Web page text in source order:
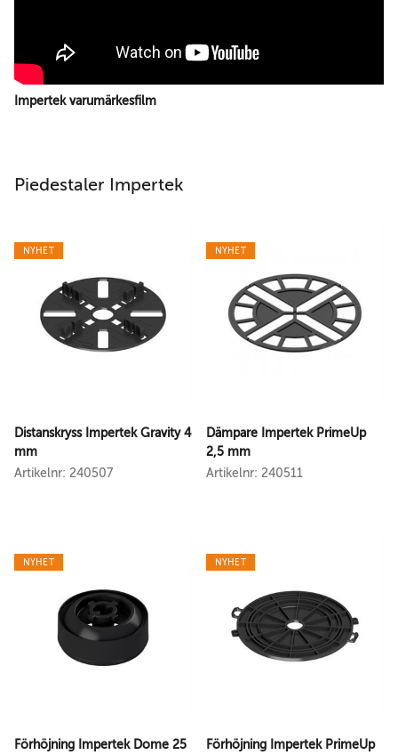
Impertek varumärkesfilm
Piedestaler Impertek
NYHET
Distanskryss Impertek Gravity 4
mm
Artikelnr: 240507
NYHET
Dämpare Impertek PrimeUp
2,5 mm
Artikelnr: 240511
NYHET
Förhöjning Impertek Dome 25
NYHET
Förhöjning Impertek PrimeUp